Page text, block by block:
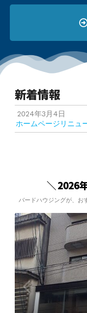
新着情報
2024年3月4日
ホームページリニュ
＼ 2026
バードハウジングが、お